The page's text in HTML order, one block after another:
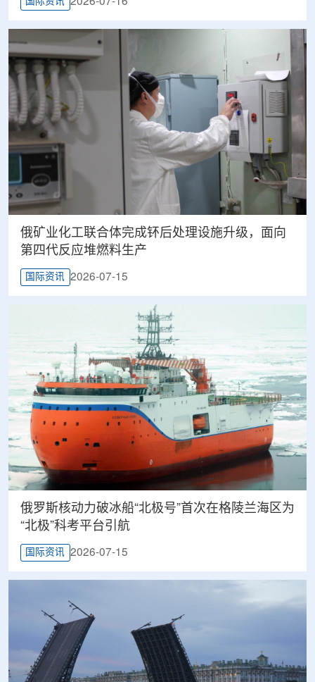
俄矿业化工联合体完成钚后处理设施升级，面向
第四代反应堆燃料生产
国际资讯 2026-07-15
俄罗斯核动力破冰船“北极号”首次在格陵兰海区为
“北极”科考平台引航
国际资讯 2026-07-15